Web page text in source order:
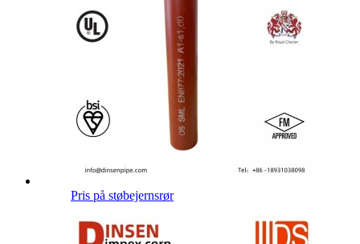
Pris på støbejernsrør